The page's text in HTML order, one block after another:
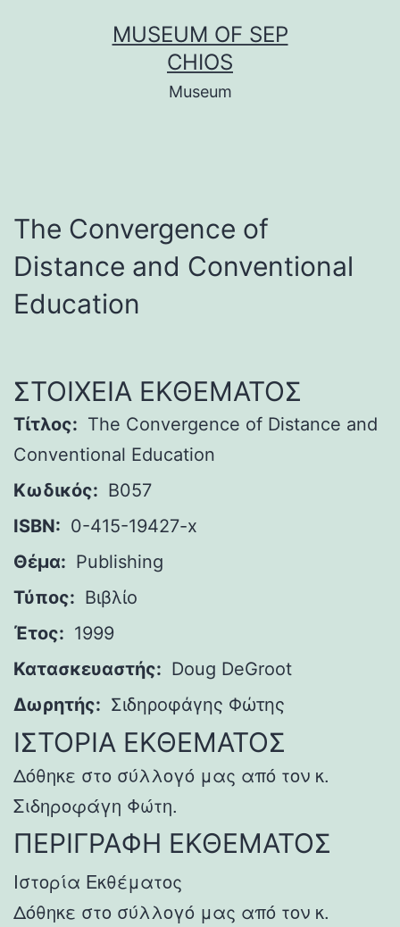
MUSEUM OF SEP
CHIOS
Museum
The Convergence of
Distance and Conventional
Education
ΣΤΟΙΧΕΙΑ ΕΚΘΕΜΑΤΟΣ
Τίτλος: The Convergence of Distance and
Conventional Education
Κωδικός: B057
ISBN: 0-415-19427-x
Θέμα: Publishing
Τύπος: Βιβλίο
Έτος: 1999
Κατασκευαστής: Doug DeGroot
Δωρητής: Σιδηροφάγης Φώτης
ΙΣΤΟΡΙΑ ΕΚΘΕΜΑΤΟΣ
Δόθηκε στο σύλλογό μας από τον κ.
Σιδηροφάγη Φώτη.
ΠΕΡΙΓΡΑΦΗ ΕΚΘΕΜΑΤΟΣ
Ιστορία Εκθέματος
Δόθηκε στο σύλλογό μας από τον κ.